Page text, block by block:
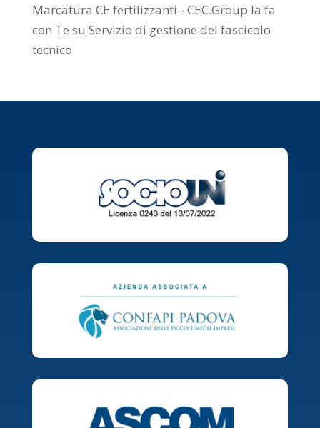
Marcatura CE fertilizzanti - CEC.Group la fa
con Te su Servizio di gestione del fascicolo
tecnico